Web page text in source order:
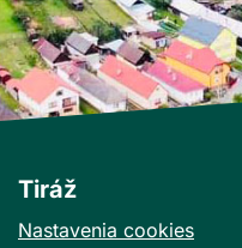
Tiráž
Nastavenia cookies